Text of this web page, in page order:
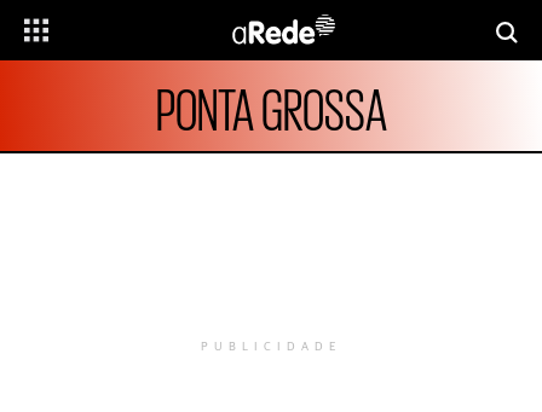
PONTA GROSSA
PUBLICIDADE